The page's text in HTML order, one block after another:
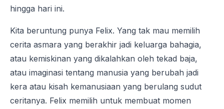
hingga hari ini.
Kita beruntung punya Felix. Yang tak mau memilih
cerita asmara yang berakhir jadi keluarga bahagia,
atau kemiskinan yang dikalahkan oleh tekad baja,
atau imaginasi tentang manusia yang berubah jadi
kera atau kisah kemanusiaan yang berulang sudut
ceritanya. Felix memilih untuk membuat momen